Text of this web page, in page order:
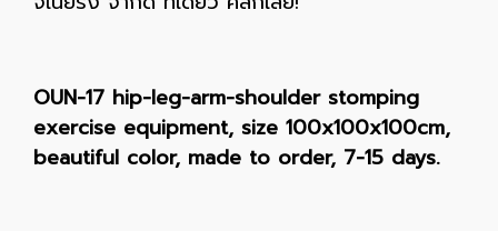
OUN-17 hip-leg-arm-shoulder stomping
exercise equipment, size 100x100x100cm,
beautiful color, made to order, 7-15 days.